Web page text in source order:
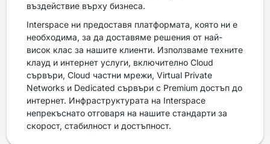
въздействие върху бизнеса.
Interspace ни предоставя платформата, която ни е
необходима, за да доставяме решения от най-
висок клас за нашите клиенти. Използваме техните
клауд и интернет услуги, включително Cloud
сървъри, Cloud частни мрежи, Virtual Private
Networks и Dedicated сървъри с Premium достъп до
интернет. Инфраструктурата на Interspace
непрекъснато отговаря на нашите стандарти за
скорост, стабилност и достъпност.